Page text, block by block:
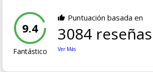
9.4
Fantástico
Puntuación basada en
3084 reseñas
Ver Más